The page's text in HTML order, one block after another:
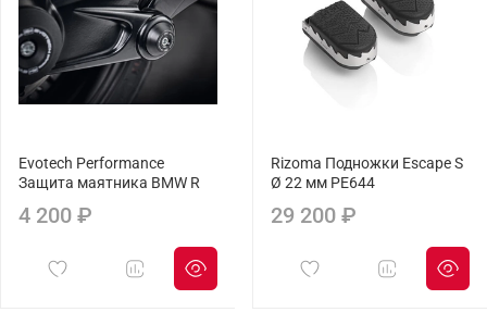
Evotech Performance
Защита маятника BMW R
4 200 ₽
Rizoma Подножки Escape S
Ø 22 мм PE644
29 200 ₽